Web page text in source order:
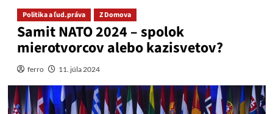
Politika a ľud.práva Z Domova
Samit NATO 2024 – spolok
mierotvorcov alebo kazisvetov?
ferro 11. júla 2024